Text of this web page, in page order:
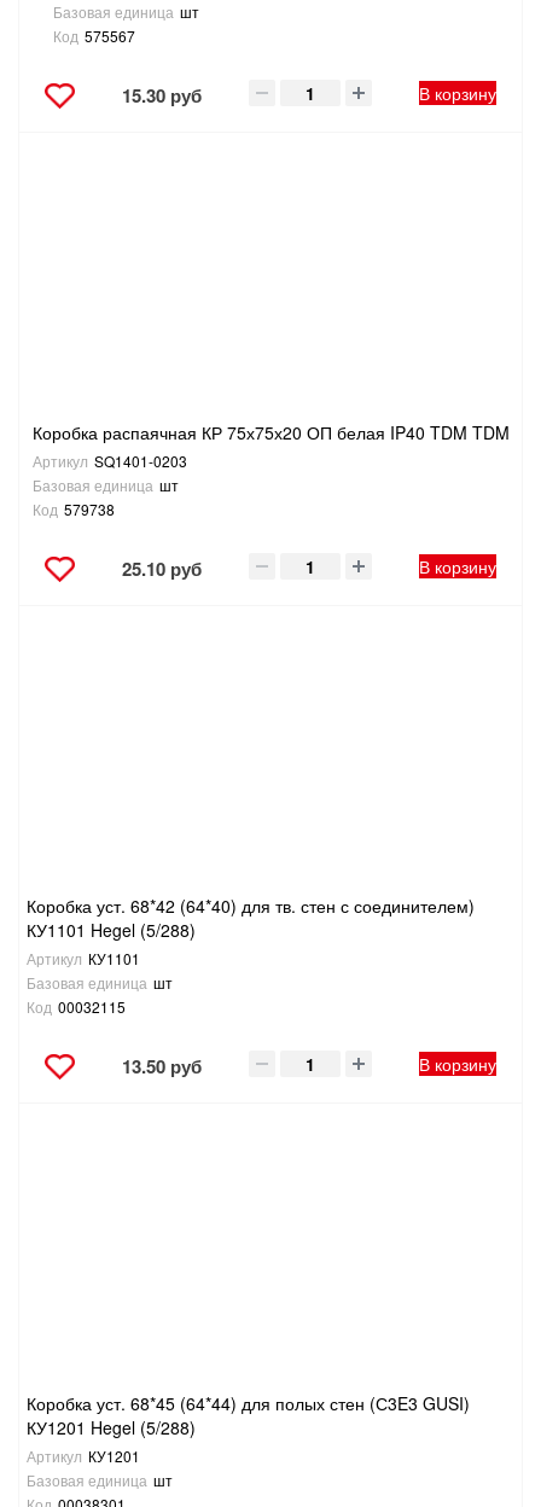
Базовая единица шт
Код 575567
15.30 руб В корзину
Коробка распаячная КР 75х75х20 ОП белая IP40 TDM TDM
Артикул SQ1401-0203
Базовая единица шт
Код 579738
25.10 руб В корзину
Коробка уст. 68*42 (64*40) для тв. стен с соединителем)
КУ1101 Hegel (5/288)
Артикул КУ1101
Базовая единица шт
Код 00032115
13.50 руб В корзину
Коробка уст. 68*45 (64*44) для полых стен (С3E3 GUSI)
КУ1201 Hegel (5/288)
Артикул КУ1201
Базовая единица шт